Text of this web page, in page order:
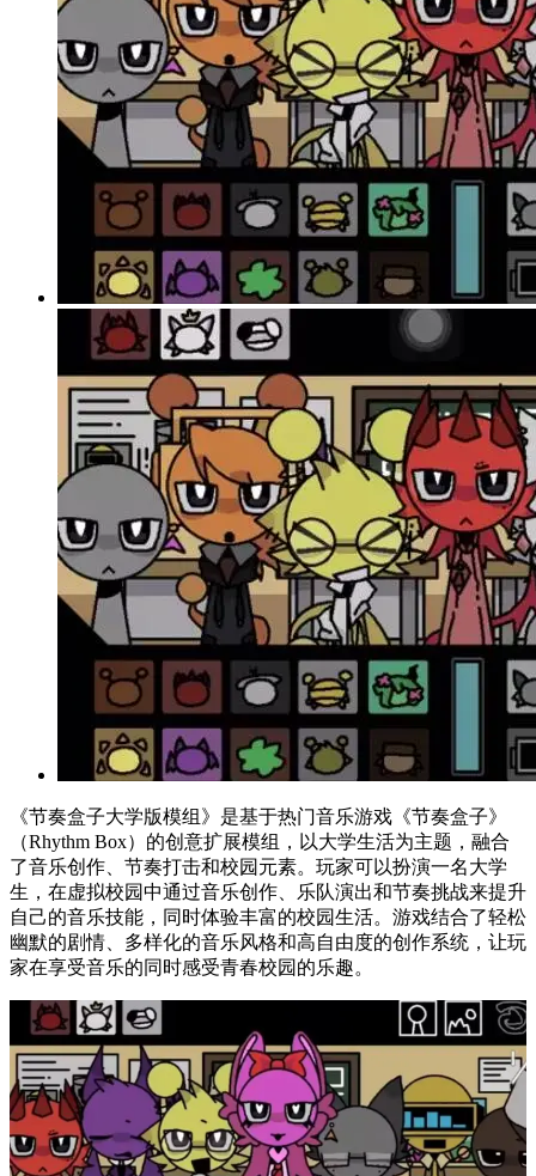
《节奏盒子大学版模组》是基于热门音乐游戏《节奏盒子》
（Rhythm Box）的创意扩展模组，以大学生活为主题，融合
了音乐创作、节奏打击和校园元素。玩家可以扮演一名大学
生，在虚拟校园中通过音乐创作、乐队演出和节奏挑战来提升
自己的音乐技能，同时体验丰富的校园生活。游戏结合了轻松
幽默的剧情、多样化的音乐风格和高自由度的创作系统，让玩
家在享受音乐的同时感受青春校园的乐趣。